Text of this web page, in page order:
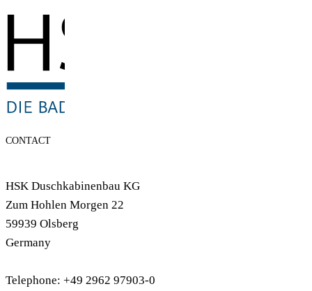
CONTACT
HSK Duschkabinenbau KG
Zum Hohlen Morgen 22
59939 Olsberg
Germany
Telephone: +49 2962 97903-0